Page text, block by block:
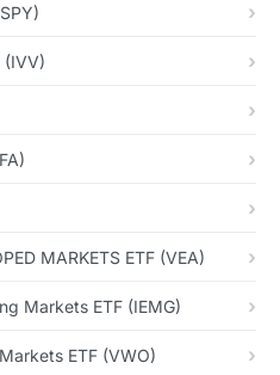
(IVV)
MARKETS ETF (VEA)
Markets ETF (IEMG)
ETF (VWO)